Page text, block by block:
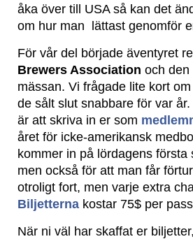
åka över till USA så kan det
om hur man lättast genomför
För vår del började äventyret
Brewers Association och den
mässan. Vi frågade lite kort
de sålt slut snabbare för var
är att skriva in er som
året för icke-amerikansk
kommer in på lördagens
men också för att man får
otroligt fort, men varje extra
Biljetterna kostar 75$ per
När ni väl har skaffat er